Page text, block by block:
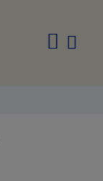
Buscar